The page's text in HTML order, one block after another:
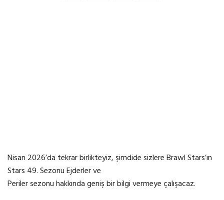
Nisan 2026’da tekrar birlikteyiz, şimdide sizlere Brawl Stars’ın
Stars 49. Sezonu Ejderler ve
Periler sezonu hakkında geniş bir bilgi vermeye çalışacaz.